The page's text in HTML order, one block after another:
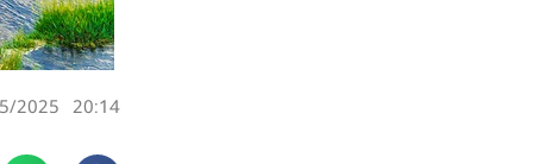
20:14
2025